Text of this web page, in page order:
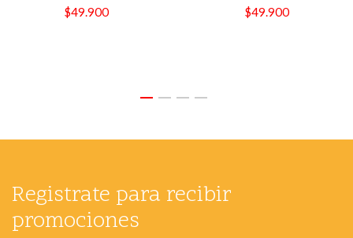
$49.900 $49.900
Registrate para recibir
promociones